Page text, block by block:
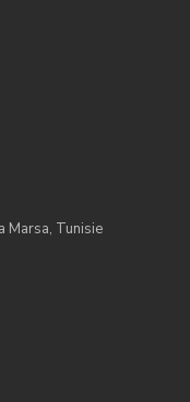
Marsa, Tunisie